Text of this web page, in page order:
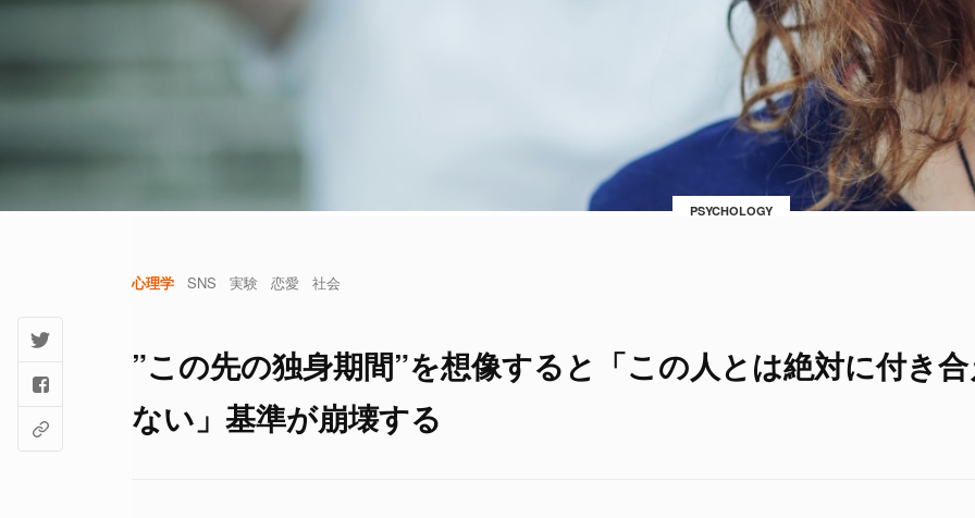
PSYCHOLOGY
心理学 SNS 実験 恋愛 社会
”この先の独身期間”を想像すると「この人とは絶対に付き
ない」基準が崩壊する